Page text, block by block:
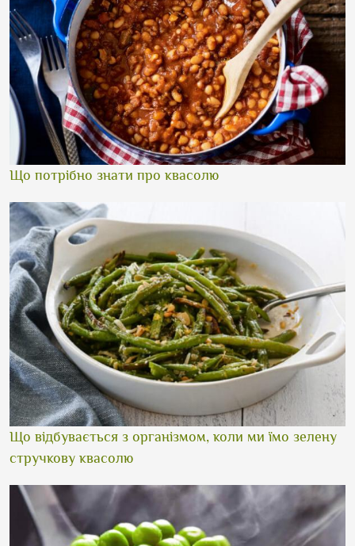
Що потрібно знати про квасолю
Що відбувається з організмом, коли ми їмо зелену
стручкову квасолю